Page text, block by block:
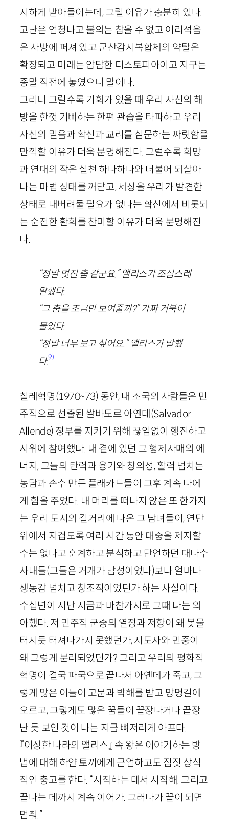
지하게 받아들이는데, 그럴 이유가 충분히 있다.
고난은 엄청나고 불의는 참을 수 없고 어리석음
은 사방에 퍼져 있고 군산감시복합체의 약탈은
확장되고 미래는 암담한 디스토피아이고 지구는
종말 직전에 놓였으니 말이다.
그러니 그럴수록 기회가 있을 때 우리 자신의 해
방을 한껏 기뻐하는 한편 관습을 타파하고 우리
자신의 믿음과 확신과 교리를 심문하는 짜릿함을
만끽할 이유가 더욱 분명해진다. 그럴수록 희망
과 연대의 작은 실천 하나하나와 더불어 되살아
나는 마법 상태를 깨닫고, 세상을 우리가 발견한
상태로 내버려둘 필요가 없다는 확신에서 비롯되
는 순전한 환희를 찬미할 이유가 더욱 분명해진
다.
“정말 멋진 춤 같군요.” 앨리스가 조심스레
말했다.
“그 춤을 조금만 보여줄까?” 가짜 거북이
물었다.
“정말 너무 보고 싶어요.” 앨리스가 말했
다.9)
칠레혁명(1970~73) 동안, 내 조국의 사람들은 민
주적으로 선출된 쌀바도르 아옌데(Salvador
Allende) 정부를 지키기 위해 끊임없이 행진하고
시위에 참여했다. 내 곁에 있던 그 형제자매의 에
너지, 그들의 탄력과 용기와 창의성, 활력 넘치는
농담과 손수 만든 플래카드들이 그후 계속 나에
게 힘을 주었다. 내 머리를 떠나지 않은 또 한가지
는 우리 도시의 길거리에 나온 그 남녀들이, 연단
위에서 지겹도록 여러 시간 동안 대중을 제지할
수는 없다고 훈계하고 분석하고 단언하던 대다수
사내들(그들은 거개가 남성이었다)보다 얼마나
생동감 넘치고 창조적이었던가 하는 사실이다.
수십년이 지난 지금과 마찬가지로 그때 나는 의
아했다. 저 민주적 군중의 열정과 저항이 왜 봇물
터지듯 터져나가지 못했던가, 지도자와 민중이
왜 그렇게 분리되었던가? 그리고 우리의 평화적
혁명이 결국 파국으로 끝나서 아옌데가 죽고, 그
렇게 많은 이들이 고문과 박해를 받고 망명길에
오르고, 그렇게도 많은 꿈들이 끝장나거나 끝장
난 듯 보인 것이 나는 지금 뼈저리게 아프다.
『이상한 나라의 앨리스』 속 왕은 이야기하는 방
법에 대해 하얀 토끼에게 근엄하고도 짐짓 상식
적인 충고를 한다. “시작하는 데서 시작해. 그리고
끝나는 데까지 계속 이어가. 그러다가 끝이 되면
멈춰.”